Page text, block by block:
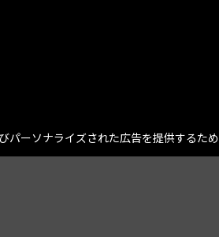
パーソナライズされた広告を提供するた